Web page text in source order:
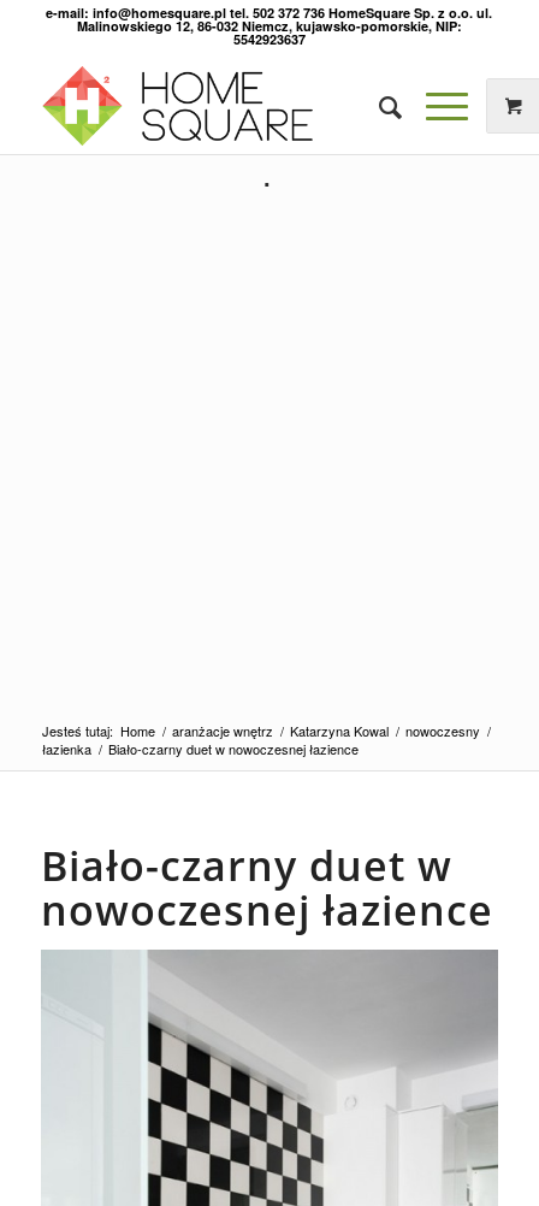
e-mail: info@homesquare.pl tel. 502 372 736 HomeSquare Sp. z o.o. ul.
Malinowskiego 12, 86-032 Niemcz, kujawsko-pomorskie, NIP:
5542923637
Jesteś tutaj: Home / aranżacje wnętrz / Katarzyna Kowal / nowoczesny /
łazienka / Biało-czarny duet w nowoczesnej łazience
Biało-czarny duet w
nowoczesnej łazience